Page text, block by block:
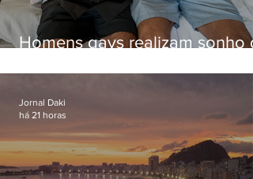
Homens gays realizam sonho
paternidade
Jornal Daki
há 21 horas